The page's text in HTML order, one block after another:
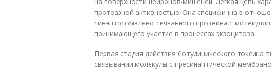
протеазной активностью. Она специфична в
синаптосомально-связанного протеина с
принимающего участие в процессах экзоцитоза.
Первая стадия действия ботулинического токсина
связывании молекулы с пресинаптической